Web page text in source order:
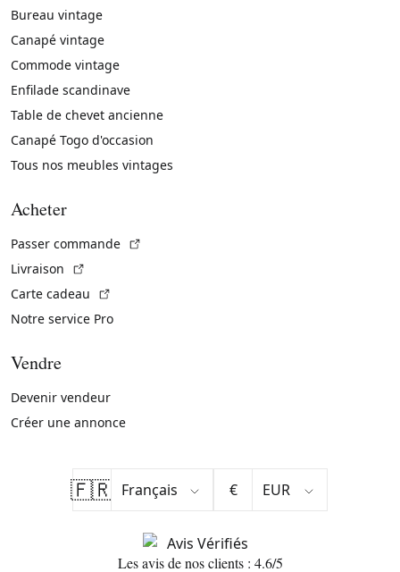
Bureau vintage
Canapé vintage
Commode vintage
Enfilade scandinave
Table de chevet ancienne
Canapé Togo d'occasion
Tous nos meubles vintages
Acheter
Passer commande
Livraison
Carte cadeau
Notre service Pro
Vendre
Devenir vendeur
Créer une annonce
🇫🇷 €
Les avis de nos clients : 4.6/5